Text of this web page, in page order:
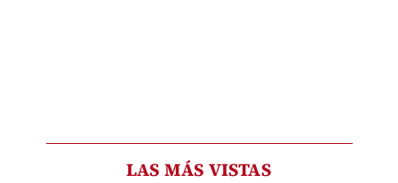
LAS MÁS VISTAS